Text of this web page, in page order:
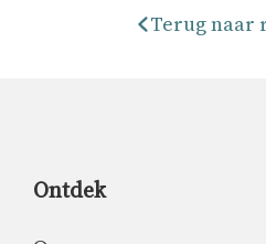
Terug naar
Ontdek